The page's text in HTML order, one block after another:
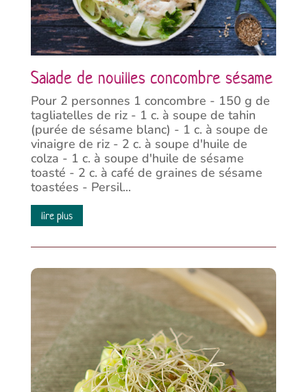
Salade de nouilles concombre sésame
Pour 2 personnes 1 concombre - 150 g de
tagliatelles de riz - 1 c. à soupe de tahin
(purée de sésame blanc) - 1 c. à soupe de
vinaigre de riz - 2 c. à soupe d'huile de
colza - 1 c. à soupe d'huile de sésame
toasté - 2 c. à café de graines de sésame
toastées - Persil...
lire plus